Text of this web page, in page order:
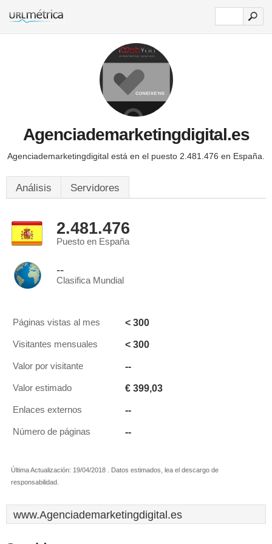
Agenciademarketingdigital.es
Agenciademarketingdigital está en el puesto 2.481.476 en España.
Análisis Servidores
2.481.476
Puesto en España
--
Clasifica Mundial
Páginas vistas al mes < 300
Visitantes mensuales < 300
Valor por visitante --
Valor estimado € 399,03
Enlaces externos --
Número de páginas --
Última Actualización: 19/04/2018 . Datos estimados, lea el descargo de
responsabilidad.
www.Agenciademarketingdigital.es